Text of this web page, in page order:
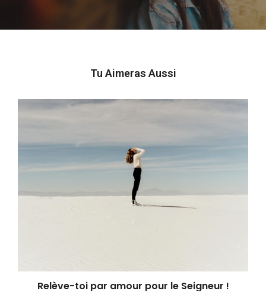
Tu Aimeras Aussi
Relève-toi par amour pour le Seigneur !